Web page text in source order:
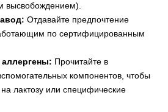
Отдавайте предпочтение
по сертифицированным
аллергены: Прочитайте в
компонентов, чтобы
лактозу или специфические